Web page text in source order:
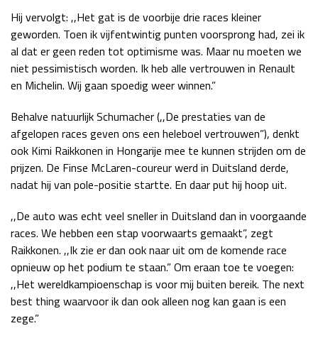
Hij vervolgt: ,,Het gat is de voorbije drie races kleiner
geworden. Toen ik vijfentwintig punten voorsprong had, zei ik
al dat er geen reden tot optimisme was. Maar nu moeten we
niet pessimistisch worden. Ik heb alle vertrouwen in Renault
en Michelin. Wij gaan spoedig weer winnen.”
Behalve natuurlijk Schumacher (,,De prestaties van de
afgelopen races geven ons een heleboel vertrouwen”), denkt
ook Kimi Raikkonen in Hongarije mee te kunnen strijden om de
prijzen. De Finse McLaren-coureur werd in Duitsland derde,
nadat hij van pole-positie startte. En daar put hij hoop uit.
,,De auto was echt veel sneller in Duitsland dan in voorgaande
races. We hebben een stap voorwaarts gemaakt”, zegt
Raikkonen. ,,Ik zie er dan ook naar uit om de komende race
opnieuw op het podium te staan.” Om eraan toe te voegen:
,,Het wereldkampioenschap is voor mij buiten bereik. The next
best thing waarvoor ik dan ook alleen nog kan gaan is een
zege.”